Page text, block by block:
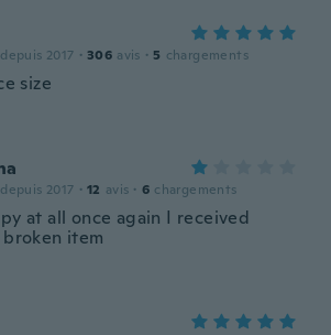
2017 · 306 avis · 5 chargements
size
2017 · 12 avis · 6 chargements
at all once again I received
item